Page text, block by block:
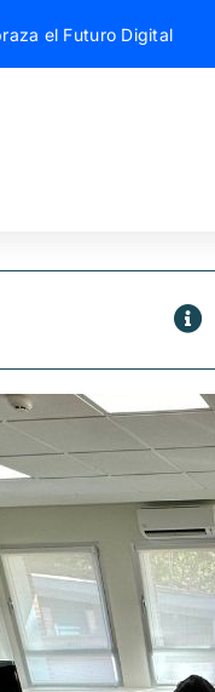
el Futuro Digital